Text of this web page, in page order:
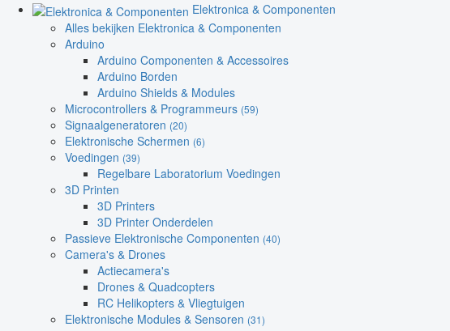
Elektronica & Componenten
Alles bekijken Elektronica & Componenten
Arduino
Arduino Componenten & Accessoires
Arduino Borden
Arduino Shields & Modules
Microcontrollers & Programmeurs (59)
Signaalgeneratoren (20)
Elektronische Schermen (6)
Voedingen (39)
Regelbare Laboratorium Voedingen
3D Printen
3D Printers
3D Printer Onderdelen
Passieve Elektronische Componenten (40)
Camera's & Drones
Actiecamera's
Drones & Quadcopters
RC Helikopters & Vliegtuigen
Elektronische Modules & Sensoren (31)